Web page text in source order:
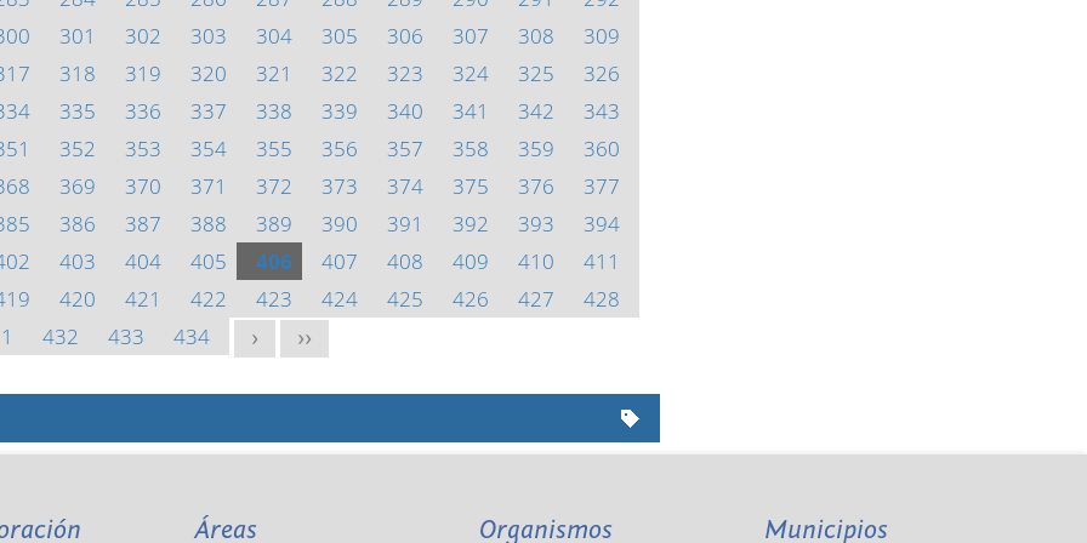
301 302 303 304 305 306 307 308
309
318 319 320 321 322 323 324 325
326
335 336 337 338 339 340 341 342
343
352 353 354 355 356 357 358 359
360
369 370 371 372 373 374 375 376
377
386 387 388 389 390 391 392 393
394
403 404 405 406 407 408 409 410
411
420 421 422 423 424 425 426 427
428
432 433 434 > >>
Áreas Organismos Municipios